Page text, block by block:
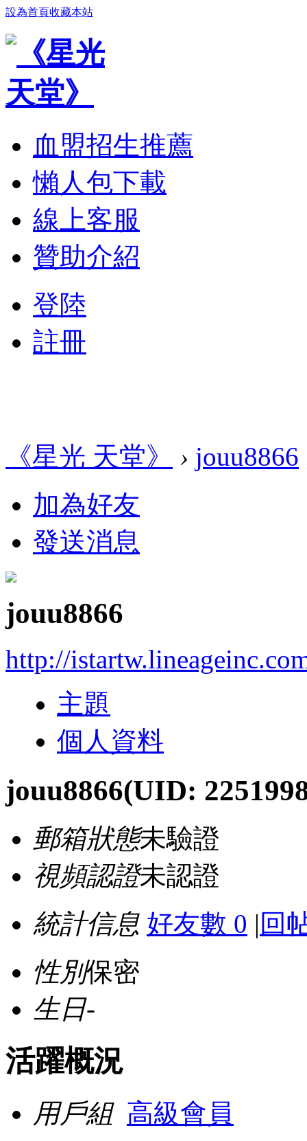
設為首頁收藏本站
血盟招生推薦
懶人包下載
線上客服
贊助介紹
登陸
註冊
《星光 天堂》 › jouu8866
加為好友
發送消息
jouu8866
http://
主題
個人資料
jouu8866(UID:
郵箱狀態未驗證
視頻認證未認證
統計信息 好友數 0 | 回
性別保密
生日-
活躍概況
用戶組 高級會員